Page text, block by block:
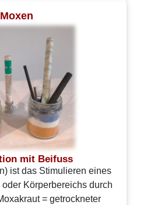
Moxen
mit Beifuss
ist das Stimulieren eines
Körperbereichs durch
= getrockneter